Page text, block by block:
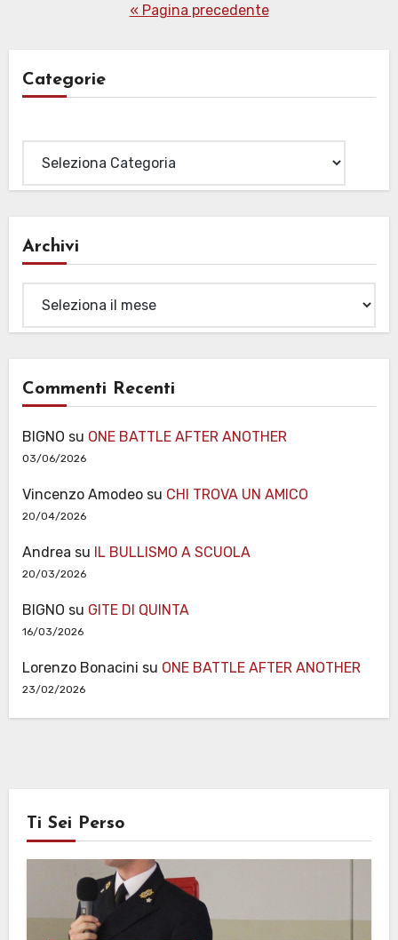
« Pagina precedente
Categorie
Archivi
Commenti Recenti
BIGNO su ONE BATTLE AFTER ANOTHER
03/06/2026
Vincenzo Amodeosu CHI TROVA UN AMICO
20/04/2026
Andrea su IL BULLISMO A SCUOLA
20/03/2026
BIGNO su GITE DI QUINTA
16/03/2026
Lorenzo Bonacini su ONE BATTLE AFTER ANOTHER
23/02/2026
Ti Sei Perso